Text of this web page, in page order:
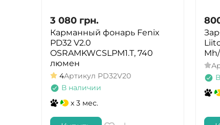
3 080 грн.
Карманный фонарь Fenix
PD32 V2.0
OSRAMKWCSLPM1.T, 740
люмен
4Артикул PD32V20
В наличии
x 3 мес.